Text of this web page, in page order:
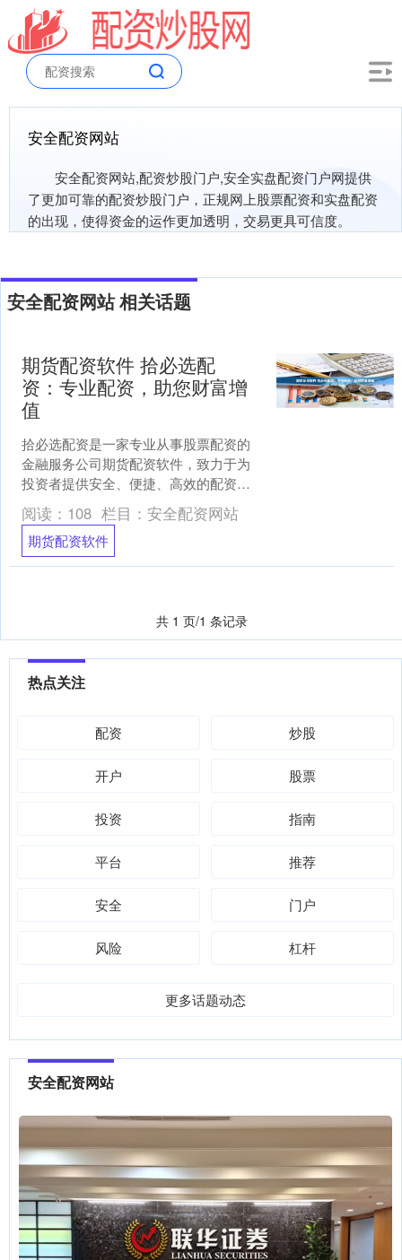
安全配资网站
安全配资网站,配资炒股门户,安全实盘配资门户网提供
了更加可靠的配资炒股门户，正规网上股票配资和实盘配资
的出现，使得资金的运作更加透明，交易更具可信度。
安全配资网站 相关话题
期货配资软件 拾必选配
资：专业配资，助您财富增
值
拾必选配资是一家专业从事股票配资的
金融服务公司期货配资软件，致力于为
投资者提供安全、便捷、高效的配资服
务。 * **放大收益：**通过杠杆资金，投
资者可以放大收....
阅读： 108 栏目： 安全配资网站
期货配资软件
共 1 页/1 条记录
热点关注
配资 炒股
开户 股票
投资 指南
平台 推荐
安全 门户
风险 杠杆
更多话题动态
安全配资网站